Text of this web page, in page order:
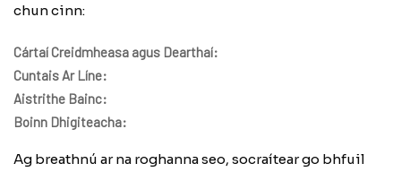
chun cinn:
Cártaí Creidmheasa agus Dearthaí:
Cuntais Ar Líne:
Aistrithe Bainc:
Boinn Dhigiteacha:
Ag breathnú ar na roghanna seo, socraítear go bhfuil